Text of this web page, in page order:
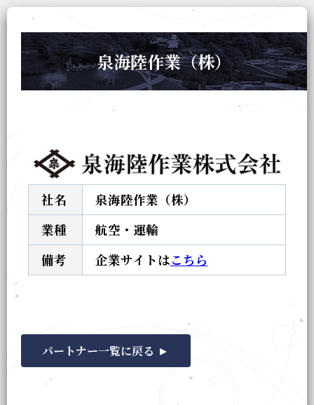
泉海陸作業（株）
社名
泉海陸作業（株）
業種
航空・運輸
備考
企業サイトはこちら
パートナー一覧に戻る